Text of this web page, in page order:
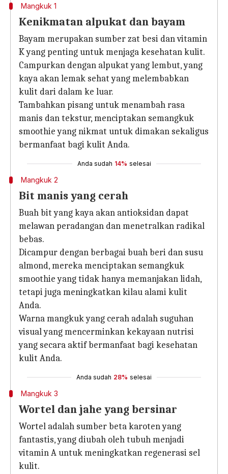
Mangkuk 1
Kenikmatan alpukat dan bayam
Bayam merupakan sumber zat besi dan vitamin
K yang penting untuk menjaga kesehatan kulit.
Campurkan dengan alpukat yang lembut, yang
kaya akan lemak sehat yang melembabkan
kulit dari dalam ke luar.
Tambahkan pisang untuk menambah rasa
manis dan tekstur, menciptakan semangkuk
smoothie yang nikmat untuk dimakan sekaligus
bermanfaat bagi kulit Anda.
Anda sudah 14% selesai
Mangkuk 2
Bit manis yang cerah
Buah bit yang kaya akan antioksidan dapat
melawan peradangan dan menetralkan radikal
bebas.
Dicampur dengan berbagai buah beri dan susu
almond, mereka menciptakan semangkuk
smoothie yang tidak hanya memanjakan lidah,
tetapi juga meningkatkan kilau alami kulit
Anda.
Warna mangkuk yang cerah adalah suguhan
visual yang mencerminkan kekayaan nutrisi
yang secara aktif bermanfaat bagi kesehatan
kulit Anda.
Anda sudah 28% selesai
Mangkuk 3
Wortel dan jahe yang bersinar
Wortel adalah sumber beta karoten yang
fantastis, yang diubah oleh tubuh menjadi
vitamin A untuk meningkatkan regenerasi sel
kulit.